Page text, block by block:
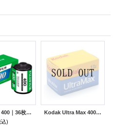
FUJIFILM 400｜36枚撮り
)
Kodak Ultra Max 400｜36枚撮り